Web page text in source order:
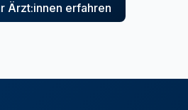
Ärzt:innen erfahren